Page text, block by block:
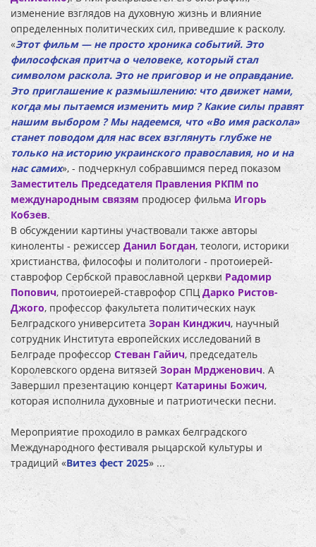
изменение взглядов на духовную жизнь и влияние
определенных политических сил, приведшие к расколу.
«Этот фильм — не просто хроника событий. Это
философская притча о человеке, который стал
символом раскола. Это не приговор и не оправдание.
Это приглашение к размышлению: что движет нами,
когда мы пытаемся изменить мир ? Какие силы правят
нашим выбором ? Мы надеемся, что «Во имя раскола»
станет поводом для нас всех взглянуть глубже не
только на историю украинского православия, но и на
нас самих», - подчеркнул собравшимся перед показом
Заместитель Председателя Правления РКПМ по
международным связям продюсер фильмаИгорь
Кобзев.
В обсуждении картины участвовали также авторы
киноленты - режиссер Данил Богдан, теологи, историки
христианства, философы и политологи - протоиерей-
ставрофор Сербской православной церкви Радомир
Попович, протоиерей-ставрофор СПЦ Дарко Ристов-
Джого, профессор факультета политических наук
Белградского университета Зоран Кинджич, научный
сотрудник Института европейских исследований в
Белграде профессорСтеван Гайич, председатель
Королевского ордена витязейЗоран Мрдженович. А
Завершил презентацию концерт Катарины Божич,
которая исполнила духовные и патриотически песни.
Мероприятие проходило в рамках белградского
Международного фестиваля рыцарской культуры и
традиций «Витез фест 2025» ...